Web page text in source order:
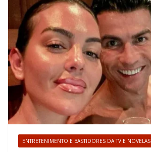
ENTRETENIMENTO E BASTIDORES DA TV E NOVELAS